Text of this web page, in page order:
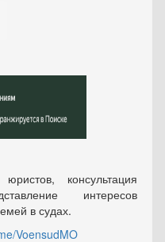
консультация
интересов
в судах.
VoensudMO